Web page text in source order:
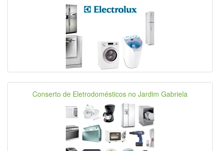
Conserto de Eletrodomésticos no Jardim Gabriela